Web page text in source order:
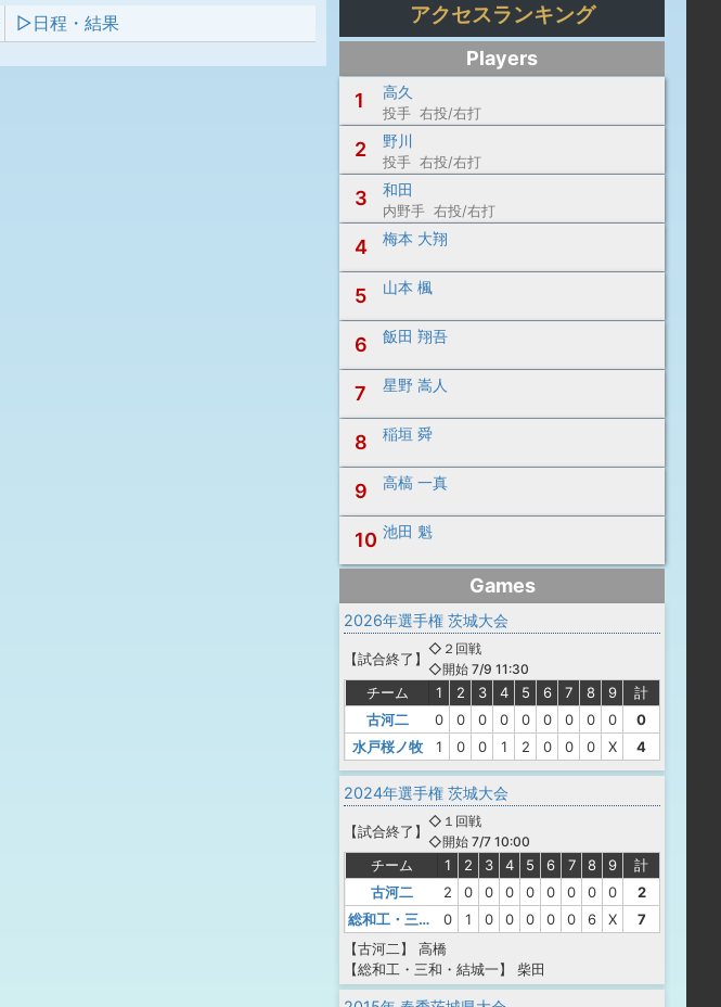
▷日程・結果 アクセスランキング
Players
1
高久
投手 右投/右打
2 野川
投手 右投/右打
3 和田
内野手 右投/右打
4 梅本 大翔
5 山本 楓
6 飯田 翔吾
7 星野 嵩人
8 稲垣 舜
9 高槁 一真
10 池田 魁
Games
2026年選手権 茨城大会
【試合終了 】
◇２回戦
◇開始 7/9 11:30
チーム 1 2 3 4 5 6 7 8 9
計
古河二
0 0 0 0 0 0 0 0 0
0
水戸桜ノ牧
1 0 0 1 2 0 0 0 X 4
2024年選手権 茨城大会
【試合終了 】
◇１回戦
◇開始 7/7 10:00
チーム 1 2 3 4 5 6 7 8 9
計
古河二
2 0 0 0 0 0 0 0 0
2
総和工・三和・結城一
0 1 0 0 0 0 0 6 X
7
【古河二】
高橋
【総和工・三和・結城一】
柴田